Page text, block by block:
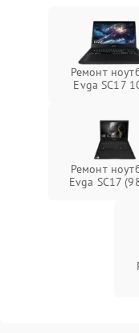
Ремонт
Evga SC17
Ремонт
Evga SC17